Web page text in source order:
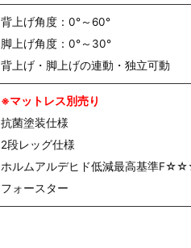
背上げ角度：0°～60°
脚上げ角度：0°～30°
背上げ・脚上げの連動・独立可動
※マットレス別売り
抗菌塗装仕様
2段レッグ仕様
ホルムアルデヒド低減最高基準
フォースター